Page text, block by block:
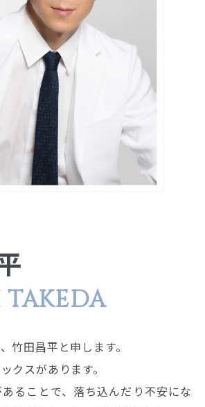
TAKEDA
竹田昌平と申します。
クスがあります。
ることで、落ち込んだり不安にな